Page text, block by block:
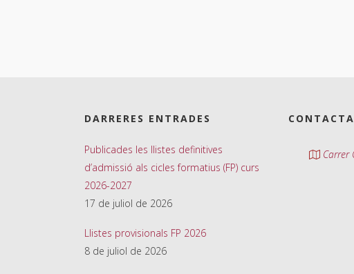
DARRERES ENTRADES
Publicades les llistes definitives
d’admissió als cicles formatius (FP) curs
2026-2027
17 de juliol de 2026
Llistes provisionals FP 2026
8 de juliol de 2026
Carrer